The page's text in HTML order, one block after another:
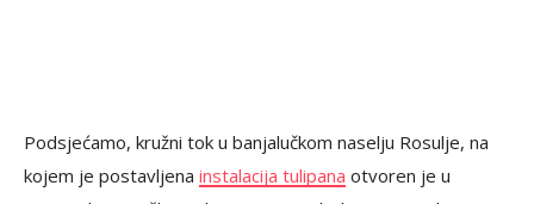
Podsjećamo, kružni tok u banjalučkom naselju Rosulje, na
kojem je postavljena instalacija tulipana otvoren je u